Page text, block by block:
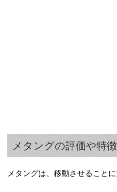
メタングの評価や特徴
メタングは、移動させること